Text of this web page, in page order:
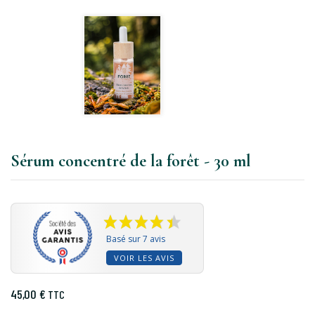
Sérum concentré de la forêt - 30 ml
Basé sur 7 avis
VOIR LES AVIS
45,00 € TTC